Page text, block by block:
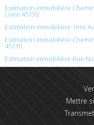
Estimation immobilière
Loire 45130
Estimation immobilière 1ere
Estimation immobilière
45130
Estimation immobilière Rue
Mettre